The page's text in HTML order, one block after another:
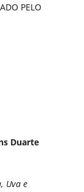
PELO
Duarte
Uva e